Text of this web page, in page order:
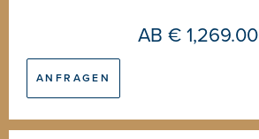
AB € 1,269.00
ANFRAGEN